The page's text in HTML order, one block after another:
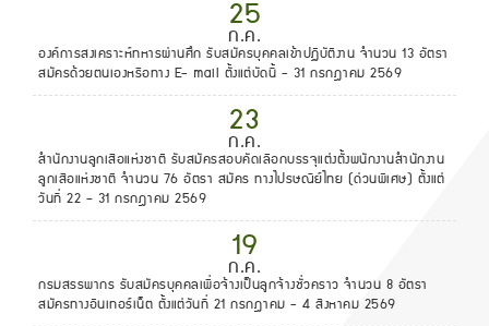
25
ก.ค.
องค์การสงเคราะห์ทหารผ่านศึก รับสมัครบุคคลเข้าปฏิบัติงาน จำนวน 13 อัตรา
สมัครด้วยตนเองหรือทาง E- mail ตั้งแต่บัดนี้ - 31 กรกฎาคม 2569
23
ก.ค.
สํานักงานลูกเสือแห่งชาติ รับสมัครสอบคัดเลือกบรรจุแต่งตั้งพนักงานสํานักงาน
ลูกเสือแห่งชาติ จำนวน 76 อัตรา สมัคร ทางไปรษณีย์ไทย (ด่วนพิเศษ) ตั้งแต่
วันที่ 22 – 31 กรกฎาคม 2569
19
ก.ค.
กรมสรรพากร รับสมัครบุคคลเพื่อจ้างเป็นลูกจ้างชั่วคราว จำนวน 8 อัตรา
สมัครทางอินเทอร์เน็ต ตั้งแต่วันที่ 21 กรกฎาคม - 4 สิงหาคม 2569